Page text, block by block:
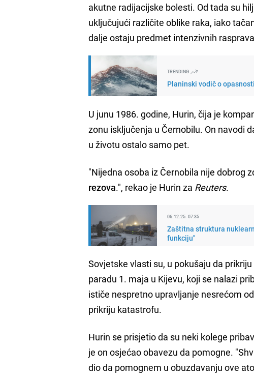
akutne radijacijske bolesti. Od tada su
uključujući različite oblike raka, iako
dalje ostaju predmet intenzivnih
TRENDING
Planinski vodič o
U junu 1986. godine, Hurin, čija je
zonu isključenja u Černobilu. On navodi
u životu ostalo samo pet.
"Nijedna osoba iz Černobila nije dobrog
rezova.", rekao je Hurin za Reuters.
06.12.25. 07:35
Zaštitna struktura
funkciju"
Sovjetske vlasti su, u pokušaju da
paradu 1. maja u Kijevu, koji se nalazi
ističe nespretno upravljanje nesrećom
prikriju katastrofu.
Hurin se prisjetio da su neki kolege
je on osjećao obavezu da pomogne.
dio da pomognem u obuzdavanju ove